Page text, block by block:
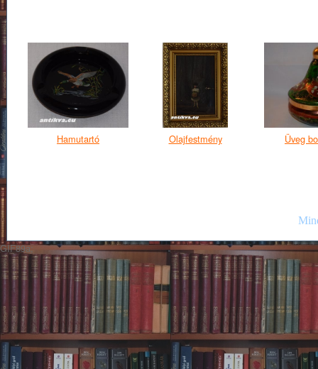
Hamutartó Olajfestmény Üveg
GIF89a;